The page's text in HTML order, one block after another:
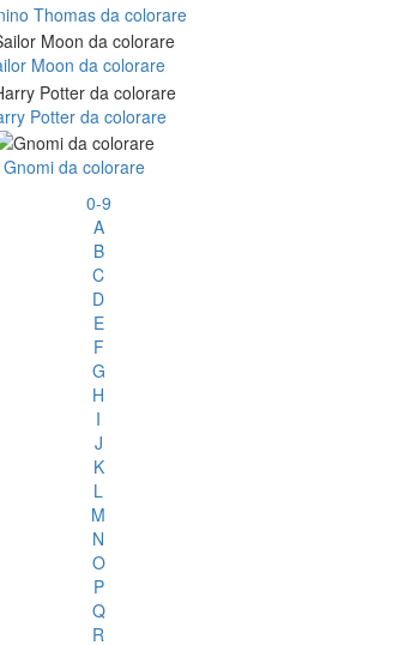
Thomas da colorare
Moon da colorare
Potter da colorare
Gnomi da colorare
0-9
A
B
C
D
E
F
G
H
I
J
K
L
M
N
O
P
Q
R